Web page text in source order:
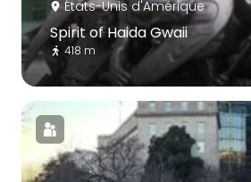
États-Unis d'Amérique
Spirit of Haida Gwaii
418 m